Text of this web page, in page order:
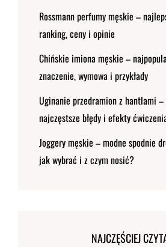
Rossmann perfumy męskie –
ranking, ceny i opinie
Chińskie imiona męskie –
znaczenie, wymowa i przykłady
Uginanie przedramion z hantlami
najczęstsze błędy i efekty
Joggery męskie – modne spodnie
jak wybrać i z czym nosić?
NAJCZĘŚCIEJ